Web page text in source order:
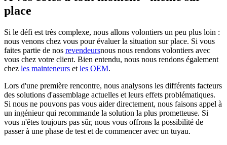
place
Si le défi est très complexe, nous allons volontiers un peu plus loin :
nous venons chez vous pour évaluer la situation sur place. Si vous
faites partie de nos revendeursnous nous rendons volontiers avec
vous chez votre client. Bien entendu, nous nous rendons également
chez les mainteneurs et les OEM.
Lors d'une première rencontre, nous analysons les différents facteurs
des solutions d'assemblage actuelles et leurs effets problématiques.
Si nous ne pouvons pas vous aider directement, nous faisons appel à
un ingénieur qui recommande la solution la plus prometteuse. Si
vous n'êtes toujours pas sûr, nous vous offrons la possibilité de
passer à une phase de test et de commencer avec un tuyau.